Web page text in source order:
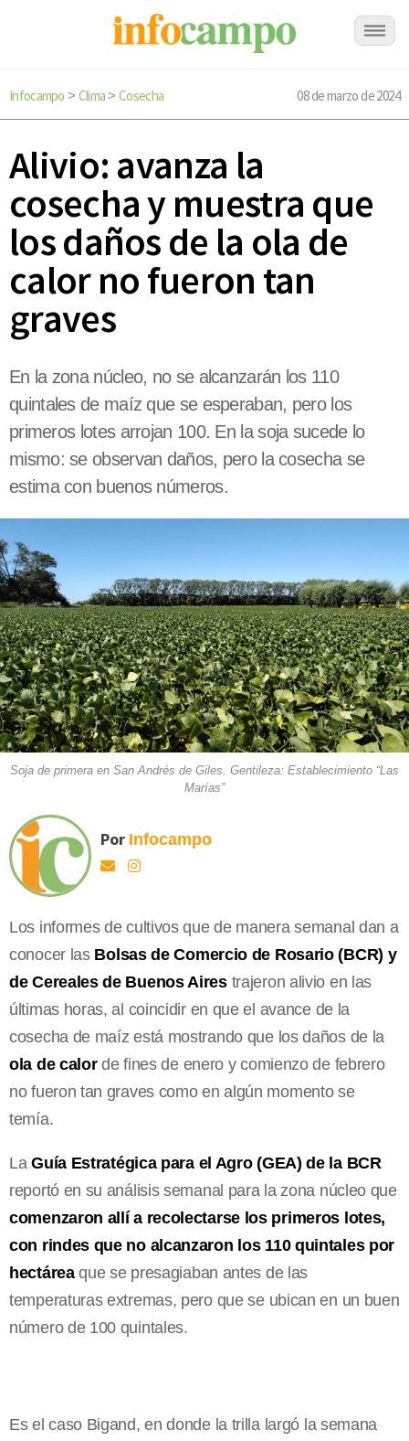
Infocampo > Clima>Cosecha 08 de marzo de 2024
Alivio: avanza la
cosecha y muestra que
los daños de la ola de
calor no fueron tan
graves
En la zona núcleo, no se alcanzarán los 110
quintales de maíz que se esperaban, pero los
primeros lotes arrojan 100. En la soja sucede lo
mismo: se observan daños, pero la cosecha se
estima con buenos números.
Soja de primera en San Andrés de Giles. Gentileza: Establecimiento “Las
Marías”
Por Infocampo
Los informes de cultivos que de manera semanal dan a
conocer las Bolsas de Comercio de Rosario (BCR) y
de Cereales de Buenos Airestrajeron alivio en las
últimas horas, al coincidir en que el avance de la
cosecha de maíz está mostrando que los daños de la
ola de calor de fines de enero y comienzo de febrero
no fueron tan graves como en algún momento se
temía.
LaGuía Estratégica para el Agro (GEA) de la BCR
reportó en su análisis semanal para la zona núcleo que
comenzaron allí a recolectarse los primeros lotes,
con rindes que no alcanzaron los 110 quintales por
hectáreaque se presagiaban antes de las
temperaturas extremas, pero que se ubican en un buen
número de 100 quintales.
Es el caso Bigand, en donde la trilla largó la semana